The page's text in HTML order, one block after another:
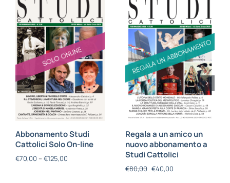
Abbonamento Studi
Cattolici Solo On-line
€70,00 – €125,00
Regala a un amico un
nuovo abbonamento a
Studi Cattolici
€80,00 €40,00